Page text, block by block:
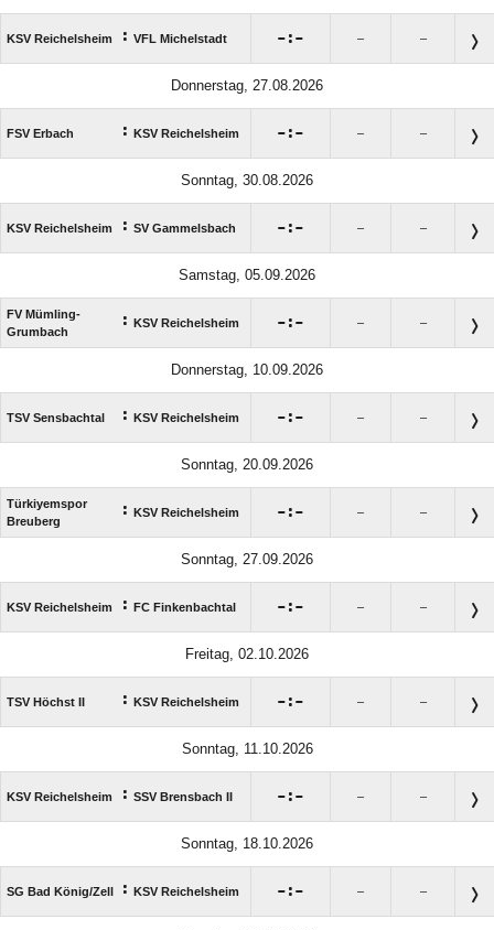
KSV Reichelsheim : VFL Michelstadt : – –
Donnerstag, 27.08.2026
FSV Erbach : KSV Reichelsheim : – –
Sonntag, 30.08.2026
KSV Reichelsheim : SV Gammelsbach : – –
Samstag, 05.09.2026
FV Mümling-
Grumbach
: KSV Reichelsheim : – –
Donnerstag, 10.09.2026
TSV Sensbachtal : KSV Reichelsheim : – –
Sonntag, 20.09.2026
Türkiyemspor
Breuberg
: KSV Reichelsheim : – –
Sonntag, 27.09.2026
KSV Reichelsheim : FC Finkenbachtal : – –
Freitag, 02.10.2026
TSV Höchst II : KSV Reichelsheim : – –
Sonntag, 11.10.2026
KSV Reichelsheim : SSV Brensbach II : – –
Sonntag, 18.10.2026
SG Bad König/​Zell : KSV Reichelsheim : – –